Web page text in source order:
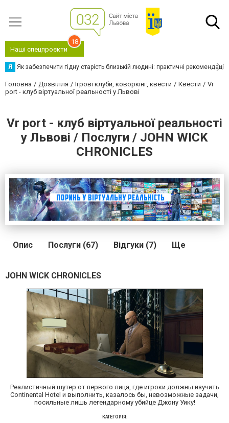
Наші спецпроєкти
18
Я Як забезпечити гідну старість близькій людині: практичні рекомендації
Головна Дозвілля Ігрові клуби, коворкінг, квести Квести
Vr
port - клуб віртуальної реальності у Львові
Vr port - клуб віртуальної реальності
у Львові / Послуги / JOHN WICK
CHRONICLES
Опис Послуги (67) Відгуки (7) Ще
JOHN WICK CHRONICLES
Реалистичный шутер от первого лица, где игроки должны изучить
Continental Hotel и выполнить, казалось бы, невозможные задачи,
посильные лишь легендарному убийце Джону Уику!
КАТЕГОРІЯ: